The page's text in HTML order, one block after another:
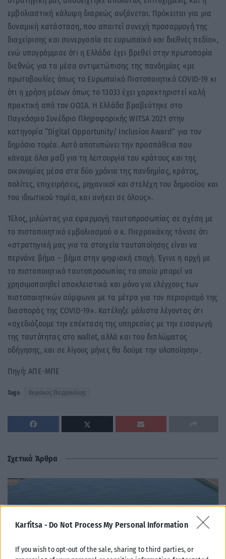
Karfitsa - Do Not Process My Personal Information
If you wish to opt-out of the sale, sharing to third parties, or
εμβολιαστική κάλυψη διαρκώς αυξάνεται. Πρόκειται για μια
δυναμική κατάσταση, που απαιτεί συνεχή προσαρμογή της
διαχείρισης και συνεργασία σε ευρωπαϊκό και διεθνές πεδίο»,
ενώ υπογράμμισε ότι η Ελλάδα έχει βρεθεί στην πρωτοπορία
διεθνώς για τα μέσα αντιμετώπισης της πανδημίας «με
πρωτοβουλίες όπως το Ευρωπαϊκό Πιστοποιητικό COVID-19 κι
ότι η χρήση μέσων όπως το 13033 έχει χαρακτηριστεί καλή
πρακτική από τον ΟΟΣΑ. Η Ελλάδα βραβεύτηκε στο
Παγκόσμιο Συνέδριο Πληροφορικής WITSA 2021 στην
κατηγορία “Digital Opportunity/ Inclusion Award” για τον
δημόσιο τομέα. Αυτό αποτυπώνει την προσπάθεια που
κάναμε όλοι μαζί για τη λειτουργία του κράτους και της
οικονομίας μέσα στα δύο χρόνια της πανδημίας, κράτος,
πολίτες, επιχειρήσεις, μηχανικοί και στελέχη του δημοσίου και
του ιδιωτικού τομέα, και ανήκει σε όλους».
Τέλος, μιλώντας για εφαρμογή ταυτοπροσωπίας σε σχέση με
το πιστοποιητικό εμβολιασμού ο κ. Πιερρακάκης τόνισε ότι
«στρατηγική μας για τα στοιχεία ταυτοποίησης είναι να
περνάνε βήμα – βήμα στην ψηφιακή εποχή. Έγινε η αρχή με
το πιστοποιητικό ταυτοπροσωπίας το οποίο μπορεί να
χρησιμοποιηθεί αποκλειστικά και μόνο για ελέγχους των
πιστοποιητικών σύμφωνα με τα μέτρα για τον περιορισμό της
διασποράς της COVID-19». Κατέληξε μάλιστα λέγοντας ότι
«σχεδιάζουμε την επέκταση της υπηρεσίας με την εισαγωγή
της ταυτότητας στο wallet, αλλά και του διπλώματος
οδήγησης, και σε λίγους μήνες θα δούμε την υλοποίηση».
Πηγή: ΑΠΕ-ΜΠΕ
Tags: Κυριάκος Πιερρακάκης
Σχετικά Άρθρα